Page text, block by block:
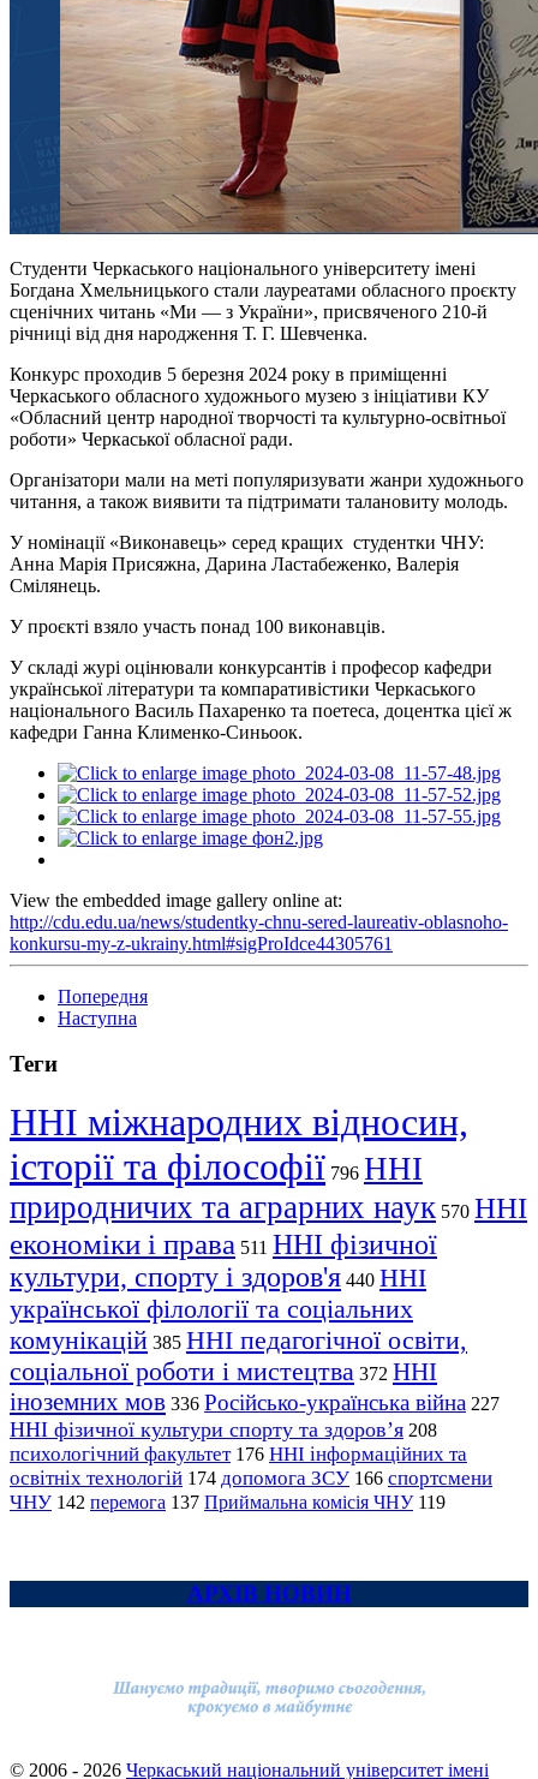
Студенти Черкаського національного університету імені
Богдана Хмельницького стали лауреатами обласного проєкту
сценічних читань «Ми — з України», присвяченого 210-й
річниці від дня народження Т. Г. Шевченка.
Конкурс проходив 5 березня 2024 року в приміщенні
Черкаського обласного художнього музею з ініціативи КУ
«Обласний центр народної творчості та культурно-освітньої
роботи» Черкаської обласної ради.
Організатори мали на меті популяризувати жанри художнього
читання, а також виявити та підтримати талановиту молодь.
У номінації «Виконавець» серед кращих студентки ЧНУ:
Анна Марія Присяжна, Дарина Ластабеженко, Валерія
Смілянець.
У проєкті взяло участь понад 100 виконавців.
У складі журі оцінювали конкурсантів і професор кафедри
української літератури та компаративістики Черкаського
національного Василь Пахаренко та поетеса, доцентка цієї ж
кафедри Ганна Клименко-Синьоок.
View the embedded image gallery online at:
http://cdu.edu.ua/news/studentky-chnu-sered-laureativ-oblasnoho-
konkursu-my-z-ukrainy.html#sigProIdce44305761
Попередня
Наступна
Теги
ННІ міжнародних відносин,
історії та філософії 796 ННІ
природничих та аграрних наук 570 ННІ
економіки і права 511 ННІ фізичної
культури, спорту і здоров'я 440 ННІ
української філології та соціальних
комунікацій 385 ННІ педагогічної освіти,
соціальної роботи і мистецтва 372 ННІ
іноземних мов 336 Російсько-українська війна 227
ННІ фізичної культури спорту та здоров’я 208
психологічний факультет 176 ННІ інформаційних та
освітніх технологій 174 допомога ЗСУ 166 спортсмени
ЧНУ 142 перемога 137 Приймальна комісія ЧНУ 119
АРХІВ НОВИН
© 2006 - 2026 Черкаський національний університет імені